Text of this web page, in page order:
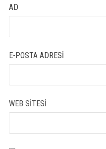
AD
E-POSTA ADRESI
WEB SITESI